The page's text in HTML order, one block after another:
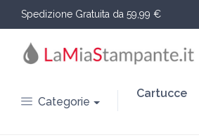
Spedizione Gratuita da 59,99 €
Categorie
Cartucce